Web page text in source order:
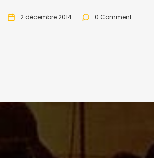
2 décembre 2014 0 Comment